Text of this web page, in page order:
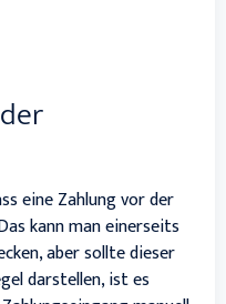
eine Zahlung vor der
kann man einerseits
aber sollte dieser
darstellen, ist es